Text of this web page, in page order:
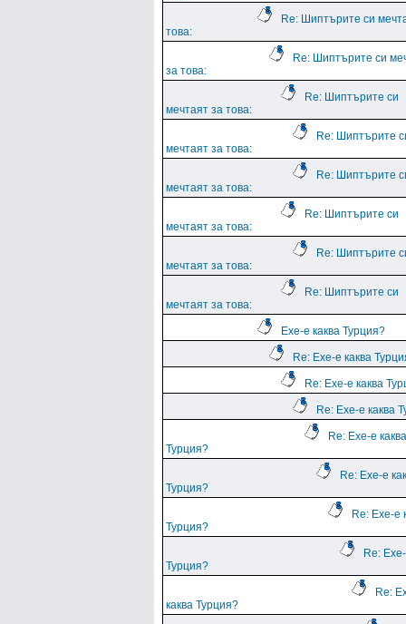
Re: Шиптърите си
това:
Re: Шиптърите си
за това:
Re: Шиптърите си
мечтаят за това:
Re: Шиптърите
мечтаят за това:
Re: Шиптърите
мечтаят за това:
Re: Шиптърите си
мечтаят за това:
Re: Шиптърите
мечтаят за това:
Re: Шиптърите си
мечтаят за това:
Ехе-е каква Турция?
Re: Ехе-е каква
Re: Ехе-е каква
Re: Ехе-е каква
Re: Ехе-е каква
Турция?
Re: Ехе-е
Турция?
Re: Ехе-е
Турция?
Re:
Турция?
Re:
каква Турция?